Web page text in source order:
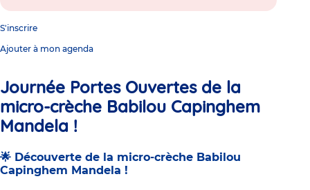
Journée Portes Ouvertes de la
micro-crèche Babilou Capinghem
Mandela !
🌟 Découverte de la micro-crèche Babilou
Capinghem Mandela !
S'inscrire
Ajouter à mon agenda